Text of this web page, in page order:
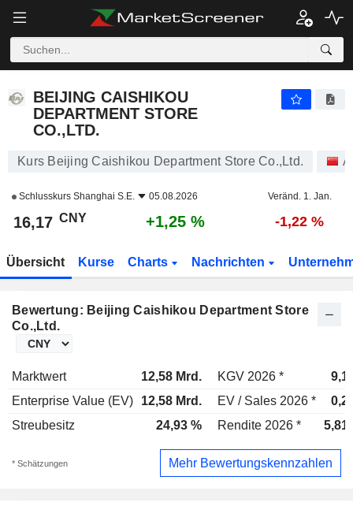
BEIJING CAISHIKOU
DEPARTMENT STORE
CO.,LTD.
Kurs Beijing Caishikou Department Store Co.,Ltd.
Schlusskurs Shanghai S.E. 05.08.2026 Veränd. 1. Jan.
16,17 CNY +1,25 % -1,22 %
Übersicht Kurse Charts Nachrichten
Bewertung: Beijing Caishikou Department Store
Co.,Ltd.
Marktwert 12,58 Mrd. KGV 2026 *
Enterprise Value (EV)
12,58 Mrd. EV / Sales 2026 *
Streubesitz
24,93 % Rendite 2026 * 5,81
* Schätzungen Mehr Bewertungskennzahlen